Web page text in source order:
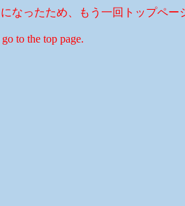
なったため、もう一回トップペー
to the top page.